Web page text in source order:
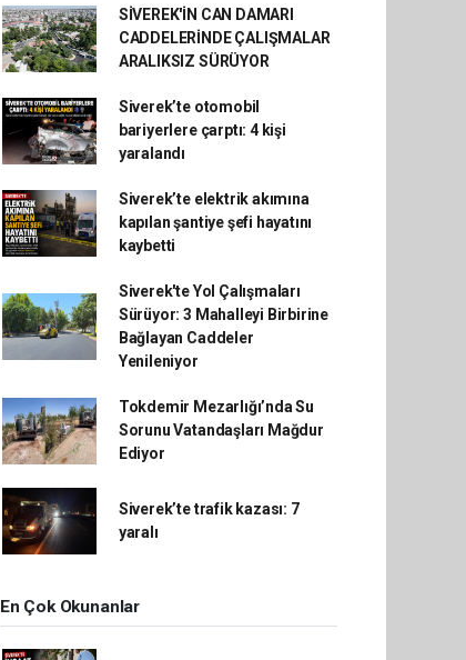
SİVEREK'İN CAN DAMARI
CADDELERİNDE ÇALIŞMALAR
ARALIKSIZ SÜRÜYOR
Siverek’te otomobil
bariyerlere çarptı: 4 kişi
yaralandı
Siverek’te elektrik akımına
kapılan şantiye şefi hayatını
kaybetti
Siverek'te Yol Çalışmaları
Sürüyor: 3 Mahalleyi Birbirine
Bağlayan Caddeler
Yenileniyor
Tokdemir Mezarlığı’nda Su
Sorunu Vatandaşları Mağdur
Ediyor
Siverek’te trafik kazası: 7
yaralı
En Çok Okunanlar